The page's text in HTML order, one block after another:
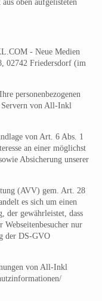
oben aufgelisteten
- Neue Medien
02742 Friedersdorf (im
personenbezogenen
Servern von All-Inkl
von Art. 6 Abs. 1
an einer möglichst
Absicherung unserer
(AVV) gem. Art. 28
es sich um einen
der gewährleistet, dass
Webseitenbesucher nur
der DS-GVO
von All-Inkl